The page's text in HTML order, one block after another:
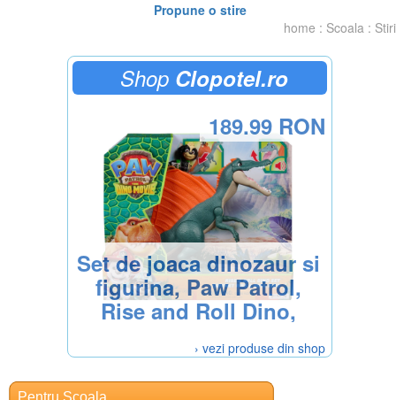
Pentru Scoala
Propune o stire
home : Scoala : Stiri
Shop Clopotel.ro
Set de joaca dinozaur si
figurina, Paw Patrol,
Rise and Roll Dino,
189.99 RON
› vezi produse din shop